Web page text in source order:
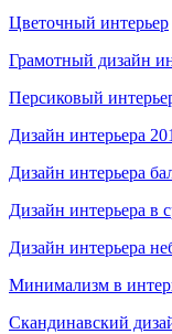
Цветочный интерьер
Грамотный дизайн
Персиковый
Дизайн интерьера
Дизайн интерьера
Дизайн интерьера в
Дизайн интерьера
Минимализм в
Скандинавский